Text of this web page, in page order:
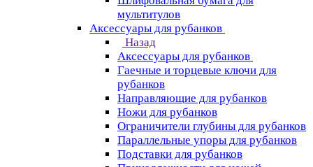
мультитулов
Аксессуары для рубанков
Назад
Аксессуары для рубанков
Гаечные и торцевые ключи для
рубанков
Направляющие для рубанков
Ножи для рубанков
Ограничители глубины для рубанков
Параллельные упоры для рубанков
Подставки для рубанков